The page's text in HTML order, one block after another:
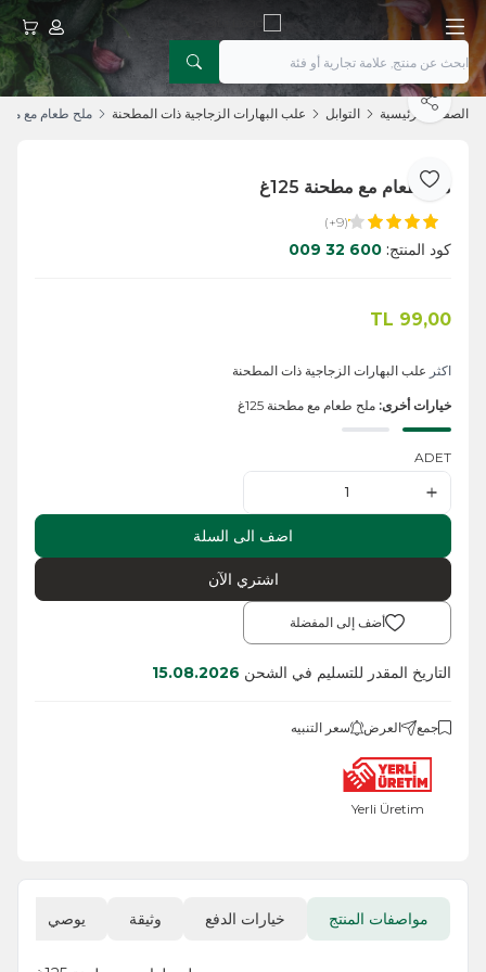
حسابيعربتي
الصفحة الرئيسية التوابل علب البهارات الزجاجية ذات المطحنة ملح طعام مع مطحنة
أضف إلى المفضلة
يشارك
ملح طعام مع مطحنة 125غ
(9+)
كود المنتج: 600 32 009
99,00
اكثر علب البهارات الزجاجية ذات المطحنة
خيارات أخرى: ملح طعام مع مطحنة 125غ
ADET
اضف الى السلة
اشتري الآن
أضف إلى المفضلة
التاريخ المقدر للتسليم في الشحن 15.08.2026
جمع العرض سعر التنبيه
Yerli Üretim
مواصفات المنتج خيارات الدفع وثيقة يوصي